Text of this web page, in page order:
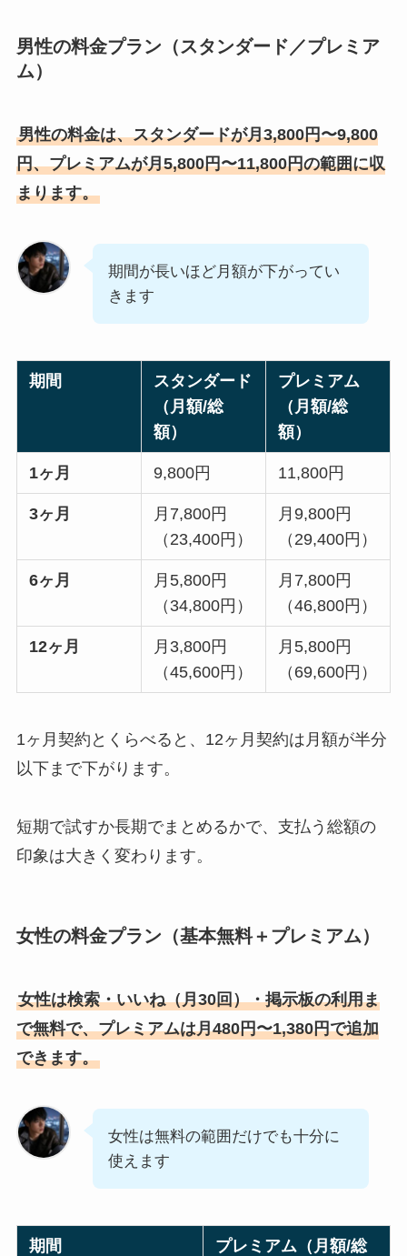
男性の料金プラン（スタンダード／プレミア
ム）
男性の料金は、スタンダードが月3,800円〜9,800
円、プレミアムが月5,800円〜11,800円の範囲に収
まります。
期間が長いほど月額が下がってい
きます
期間
スタンダード
（月額/総
額）
プレミアム
（月額/総
額）
1ヶ月 9,800円 11,800円
3ヶ月
月7,800円
（23,400円）
月9,800円
（29,400円）
6ヶ月
月5,800円
（34,800円）
月7,800円
（46,800円）
12ヶ月
月3,800円
（45,600円）
月5,800円
（69,600円）
1ヶ月契約とくらべると、12ヶ月契約は月額が半分
以下まで下がります。
短期で試すか長期でまとめるかで、支払う総額の
印象は大きく変わります。
女性の料金プラン（基本無料＋プレミアム）
女性は検索・いいね（月30回）・掲示板の利用ま
で無料で、プレミアムは月480円〜1,380円で追加
できます。
女性は無料の範囲だけでも十分に
使えます
期間
プレミアム（月額/総